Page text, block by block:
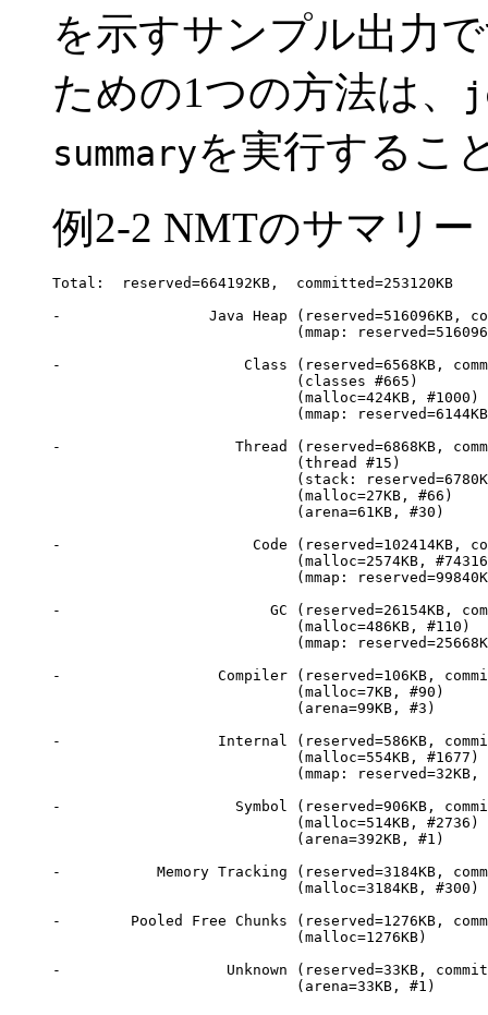
を示すサンプル出力
ための1つの方法は、
summaryを実行するこ
例2-2 NMTのサマリ
Total:  reserved=664192KB,
-                 Java Heap (reserved=516096KB,
(mmap:
-                     Class (reserved=6568KB,
(classes #665)
(malloc=424KB,
(mmap:
-                    Thread (reserved=6868KB,
(thread #15)
(stack:
                            (malloc=27KB, #66)
(arena=61KB, #30)
-                      Code (reserved=102414KB,
(malloc=2574KB,
(mmap:
-                        GC (reserved=26154KB,
                            (malloc=486KB, #110)
(mmap:
-                  Compiler (reserved=106KB,
                            (malloc=7KB, #90)
                            (arena=99KB, #3)
-                  Internal (reserved=586KB,
                            (malloc=554KB, #1677)
(mmap: reserved=32KB,
-                    Symbol (reserved=906KB,
                            (malloc=514KB, #2736)
                            (arena=392KB, #1)
-           Memory Tracking (reserved=3184KB,
                            (malloc=3184KB, #300)
-        Pooled Free Chunks (reserved=1276KB,
                            (malloc=1276KB)
-                   Unknown (reserved=33KB,